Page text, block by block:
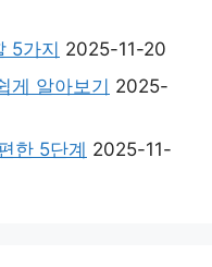
5가지 2025-11-20
게 알아보기 2025-
한 5단계 2025-11-